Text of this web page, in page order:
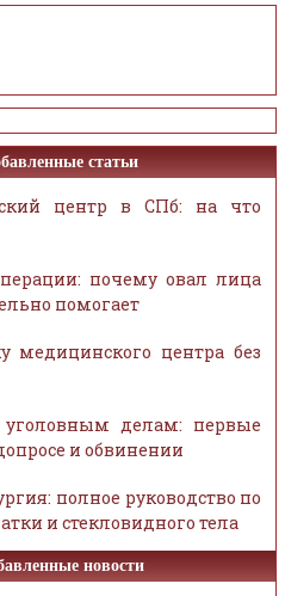
статьи
центр в СПб: на что
почему овал лица
помогает
медицинского центра без
делам: первые
и обвинении
полное руководство по
и стекловидного тела
новости